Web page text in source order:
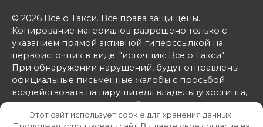
© 2026 Все о Такси. Все права защищены.
Копирование материалов разрешено только с
указанием прямой активной гиперссылкой на
первоисточник в виде: "источник: Все о Такси"
При обнаружении нарушений, будут отправлены
официальные письменные жалобы с просьбой
воздействовать на нарушителя владельцу хостинга,
на котором расположен сайт-нарушитель, а также в
поисковые системы Яндекс и Google.
Этот сайт использует cookie для хранения данных.